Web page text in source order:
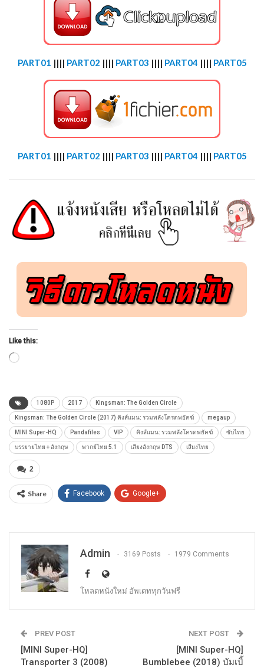
PART01 |||| PART02 |||| PART03 |||| PART04 |||| PART05
PART01 |||| PART02 |||| PART03 |||| PART04 |||| PART05
Like this:
Loading…
1080P 2017 Kingsman: The Golden Circle
Kingsman: The Golden Circle (2017) คิงส์แมน: รวมพลังโครตพยัคฆ์ megaup
MINI Super-HQ Pandafiles VIP คิงส์แมน: รวมพลังโครตพยัคฆ์ ซับไทย
บรรยายไทย + อังกฤษ พากย์ไทย 5.1 เสียงอังกฤษ DTS เสียงไทย
2
Share Facebook Google+
Admin 3169 Posts 1979 Comments
โหลดหนังใหม่ อัพเดททุกวันฟรี
PREV POST
[MINI Super-HQ]
Transporter 3 (2008)
NEXT POST
[MINI Super-HQ]
Bumblebee (2018) บัมเบิ้